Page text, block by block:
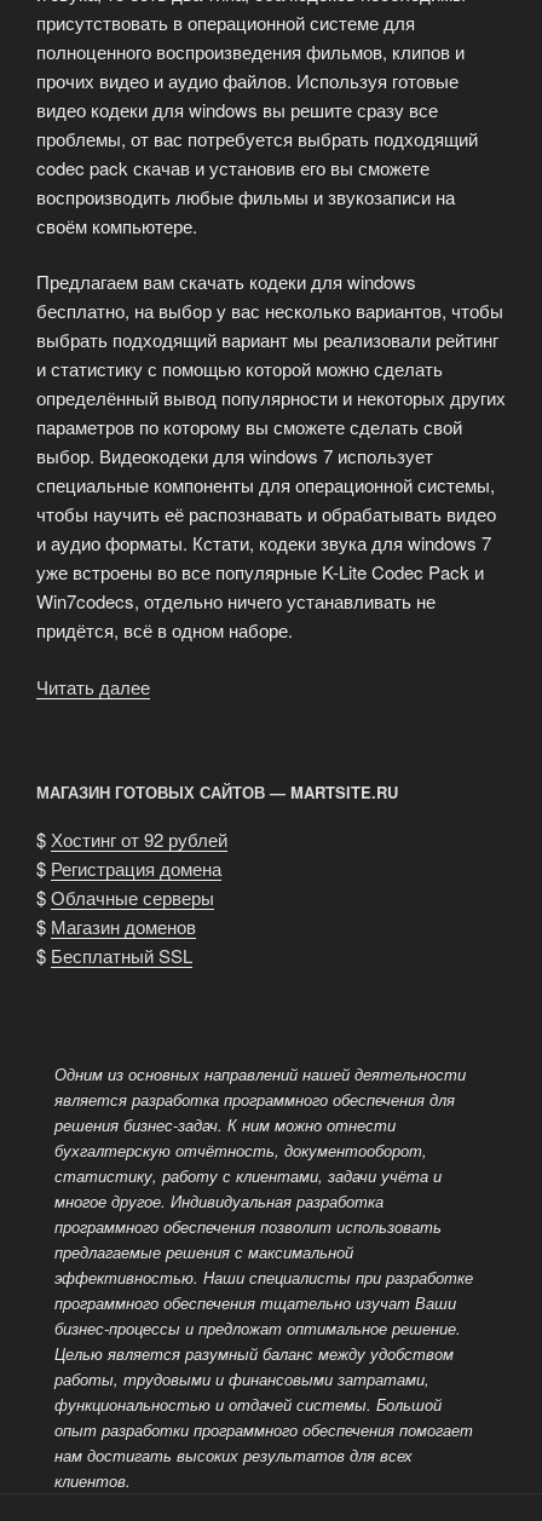
присутствовать в операционной системе для
полноценного воспроизведения фильмов, клипов и
прочих видео и аудио файлов. Используя готовые
видео кодеки для windows вы решите сразу все
проблемы, от вас потребуется выбрать подходящий
codec pack скачав и установив его вы сможете
воспроизводить любые фильмы и звукозаписи на
своём компьютере.
Предлагаем вам скачать кодеки для windows
бесплатно, на выбор у вас несколько вариантов, чтобы
выбрать подходящий вариант мы реализовали рейтинг
и статистику с помощью которой можно сделать
определённый вывод популярности и некоторых других
параметров по которому вы сможете сделать свой
выбор. Видеокодеки для windows 7 использует
специальные компоненты для операционной системы,
чтобы научить её распознавать и обрабатывать видео
и аудио форматы. Кстати, кодеки звука для windows 7
уже встроены во все популярные K-Lite Codec Pack и
Win7codecs, отдельно ничего устанавливать не
придётся, всё в одном наборе.
Читать далее
7»
МАГАЗИН ГОТОВЫХ САЙТОВ — MARTSITE.RU
$ Хостинг от 92 рублей
$ Регистрация домена
$Облачные серверы
$ Магазин доменов
$ Бесплатный SSL
Одним из основных направлений нашей деятельности
является разработка программного обеспечения для
решения бизнес-задач. К ним можно отнести
бухгалтерскую отчётность, документооборот,
статистику, работу с клиентами, задачи учёта и
многое другое. Индивидуальная разработка
программного обеспечения позволит использовать
предлагаемые решения с максимальной
эффективностью. Наши специалисты при разработке
программного обеспечения тщательно изучат Ваши
бизнес-процессы и предложат оптимальное решение.
Целью является разумный баланс между удобством
работы, трудовыми и финансовыми затратами,
функциональностью и отдачей системы. Большой
опыт разработки программного обеспечения помогает
нам достигать высоких результатов для всех
клиентов.